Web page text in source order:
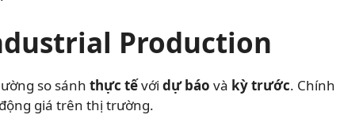
Production
so sánh thực tếvới dự báo và kỳ trước. Chính
giá trên thị trường.